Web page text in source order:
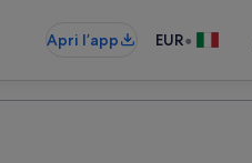
Apri l’app EUR•